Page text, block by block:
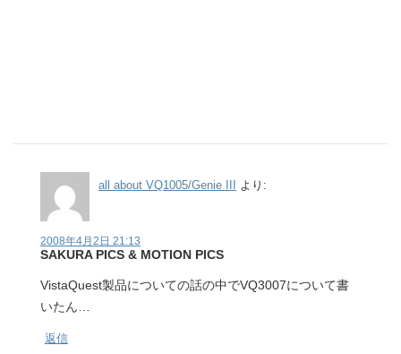
all about VQ1005/Genie III より:
2008年4月2日 21:13
SAKURA PICS & MOTION PICS
VistaQuest製品についての話の中でVQ3007について書
いたん…
返信